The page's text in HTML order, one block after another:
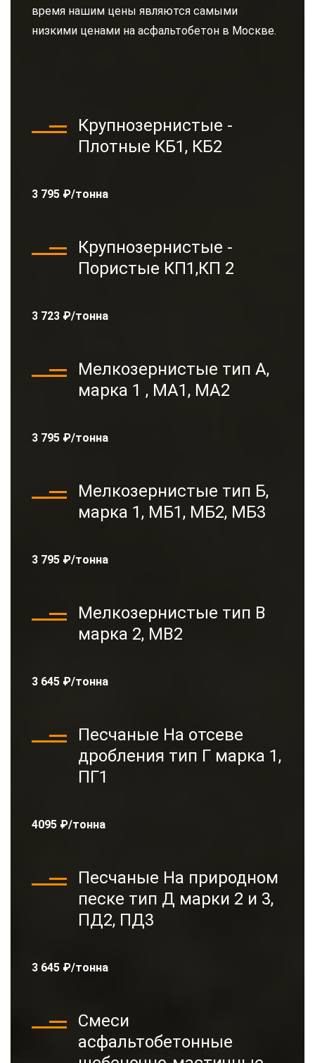
время нашим цены являются самыми
низкими ценами на асфальтобетон в Москве.
Крупнозернистые -
Плотные КБ1, КБ2
3 795 ₽/тонна
Крупнозернистые -
Пористые КП1,КП 2
3 723 ₽/тонна
Мелкозернистые тип А,
марка 1 , МА1, МА2
3 795 ₽/тонна
Мелкозернистые тип Б,
марка 1, МБ1, МБ2, МБ3
3 795 ₽/тонна
Мелкозернистые тип В
марка 2, МВ2
3 645 ₽/тонна
Песчаные На отсеве
дробления тип Г марка 1,
ПГ1
4095 ₽/тонна
Песчаные На природном
песке тип Д марки 2 и 3,
ПД2, ПД3
3 645 ₽/тонна
Смеси
асфальтобетонные